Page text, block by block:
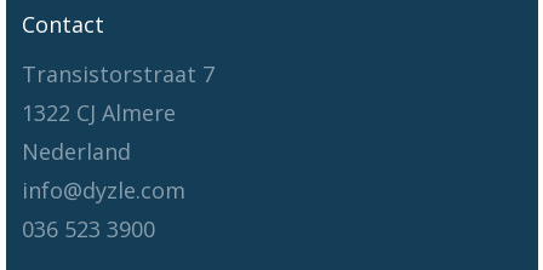
Contact
Transistorstraat 7
1322 CJ Almere
Nederland
info@dyzle.com
036 523 3900